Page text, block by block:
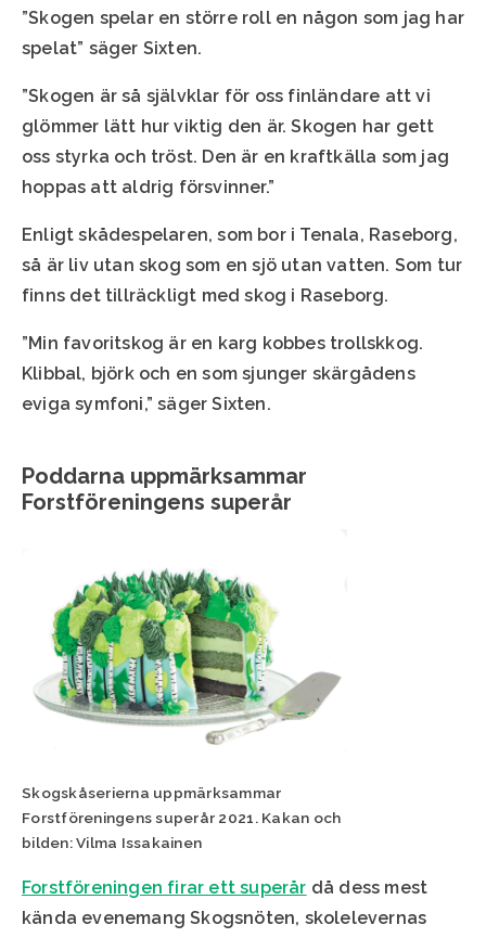
”Skogen spelar en större roll en någon som jag har
spelat” säger Sixten.
”Skogen är så självklar för oss finländare att vi
glömmer lätt hur viktig den är. Skogen har gett
oss styrka och tröst. Den är en kraftkälla som jag
hoppas att aldrig försvinner.”
Enligt skådespelaren, som bor i Tenala, Raseborg,
så är liv utan skog som en sjö utan vatten. Som tur
finns det tillräckligt med skog i Raseborg.
”Min favoritskog är en karg kobbes trollskkog.
Klibbal, björk och en som sjunger skärgådens
eviga symfoni,” säger Sixten.
Poddarna uppmärksammar
Forstföreningens superår
Skogskåserierna uppmärksammar
Forstföreningens superår 2021. Kakan och
bilden: Vilma Issakainen
Forstföreningen firar ett superår då dess mest
kända evenemang Skogsnöten, skolelevernas